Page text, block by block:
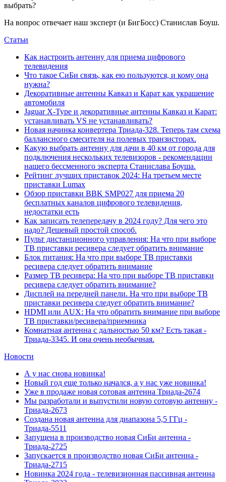
выбрать?
На вопрос отвечает наш эксперт (и БигБосс) Станислав Боуш.
Статьи
Как настроить антенну для приема цифрового
телевидения
Что такое СиБи связь, как ею пользуются, и кому она
нужна?
Декоративные антенны Кавказ и Карат как украшение
автомобиля
Jaguar X-Type и декоративные антенны Кавказ и Карат:
устанавливать VS не устанавливать?
Новая начинка конвертера Триада-328. Теперь там схема
баллансного смесителя на полевых транзисторах.
Какую выбрать антенну для дачи в 40 км от города для
подключения нескольких телевизоров - рекомендации
нашего бессменного эксперта Станислава Боуша.
Рейтинг лучших приставок 2024: На третьем месте
приставки Lumax
Обзор приставки BBK SMP027 для приема 20
бесплатных каналов цифрового телевидения,
недостатки есть
Как записать телепередачу в 2024 году? Для чего это
надо? Дешевый простой способ.
Пульт дистанционного управления: На что при выборе
ТВ приставки ресивера следует обратить внимание
Блок питания: На что при выборе ТВ приставки
ресивера следует обратить внимание
Размер ТВ ресивера: На что при выборе ТВ приставки
ресивера следует обратить внимание?
Дисплей на передней панели. На что при выборе ТВ
приставки ресивера следует обратить внимание?
HDMI или AUX: На что обратить внимание при выборе
ТВ приставки/ресивера/приемника
Комнатная антенна с дальностью 50 км? Есть такая -
Триада-3345. И она очень необычная.
Новости
А у нас снова новинка!
Новый год еще только начался, а у нас уже новинка!
Уже в продаже новая сотовая антенна Триада-2674
Мы разработали и выпустили новую сотовую антенну -
Триада-2673
Создана новая антенна для диапазона 5,5 ГГц -
Триада-5511
Запущена в производство новая СиБи антенна -
Триада-2725
Запускается в производство новая СиБи антенна -
Триада-2715
Новинка 2024 года - телевизионная пассивная антенна